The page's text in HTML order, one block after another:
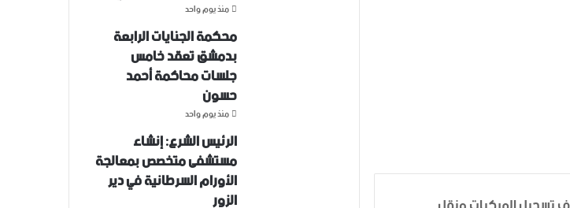
منذ يوم واحد
محكمة الجنايات الرابعة
بدمشق تعقد خامس
جلسات محاكمة أحمد
حسون
منذ يوم واحد
الرئيس الشرع: إنشاء
‌‏مستشفى متخصص بمعالجة
الأورام السرطانية في دير
الزور